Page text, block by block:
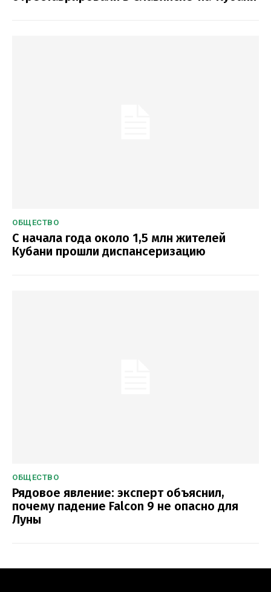
ОБЩЕСТВО
С начала года около 1,5 млн жителей
Кубани прошли диспансеризацию
ОБЩЕСТВО
Рядовое явление: эксперт объяснил,
почему падение Falcon 9 не опасно для
Луны